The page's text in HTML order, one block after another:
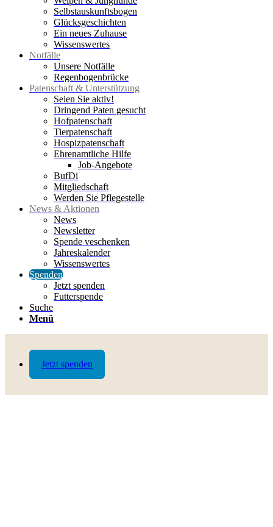
Jetzt spenden
Selbstauskunftsbogen
Glücksgeschichten
Ein neues Zuhause
Wissenswertes
Notfälle
Unsere Notfälle
Regenbogenbrücke
Patenschaft & Unterstützung
Seien Sie aktiv!
Dringend Paten gesucht
Hofpatenschaft
Tierpatenschaft
Hospizpatenschaft
Ehrenamtliche Hilfe
Job-Angebote
BufDi
Mitgliedschaft
Werden Sie Pflegestelle
News & Aktionen
News
Newsletter
Spende veschenken
Jahreskalender
Wissenswertes
Spenden
Jetzt spenden
Futterspende
Suche
Menü